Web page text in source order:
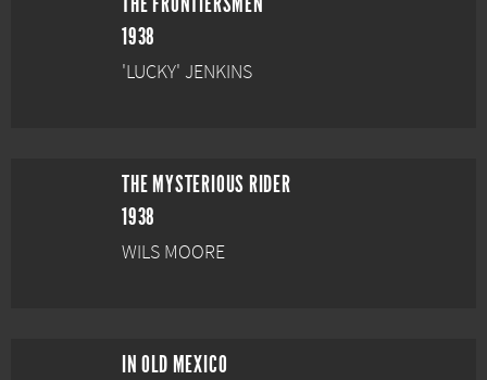
1938
'LUCKY' JENKINS
THE MYSTERIOUS RIDER
1938
WILS MOORE
IN OLD MEXICO